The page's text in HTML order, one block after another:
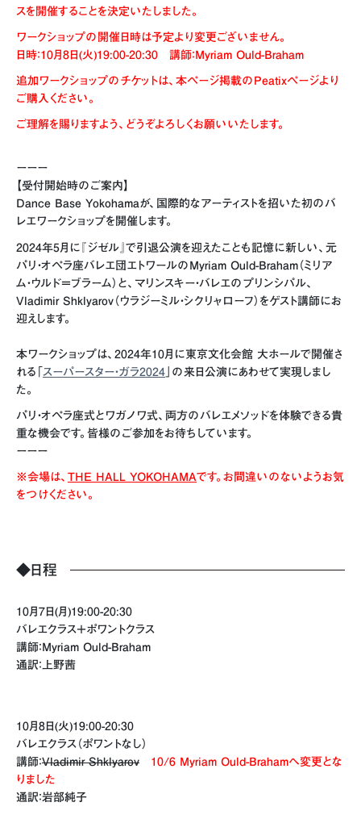
スを開催することを決定いたしました。
ワークショップの開催日時は予定より変更ございません。
日時：10月8日(火)19:00-20:30 講師：Myriam Ould-Braham
追加ワークショップのチケットは、本ページ掲載のPeatixページより
ご購入ください。
ご理解を賜りますよう、どうぞよろしくお願いいたします。
ーーー
【受付開始時のご案内】
Dance Base Yokohamaが、国際的なアーティストを招いた初のバ
レエワークショップを開催します。
2024年5月に『ジゼル』で引退公演を迎えたことも記憶に新しい、 元
パリ・オペラ座バレエ団エトワールの Myriam Ould-Braham（ミリア
ム・ウルド＝ブラーム）と、マリンスキー・バレエのプリンシパル、
Vladimir Shklyarov（ ウラジーミル・シクリャローフ）をゲスト講師にお
迎えします。
本ワークショップは、2024年10月に東京文化会館 大ホールで開催さ
れる「
スーパースター・ガラ2024 」の来日公演にあわせて実現しまし
た。
パリ・オペラ座式とワガノワ式、両方のバレエメソッドを体験できる貴
重な機会です。皆様のご参加をお待ちしています。
ーーー
※会場は、 THE HALL YOKOHAMAです。お間違いのないようお気
をつけください。
◆日程
10月7日(月)19:00-20:30
バレエクラス＋ポワントクラス
講師：Myriam Ould-Braham
通訳：上野茜
10月8日(火)19:00-20:30
バレエクラス（ポワントなし）
講師：Vladimir Shklyarov
10/6 Myriam Ould-Brahamへ変更とな
りました
通訳：岩部純子